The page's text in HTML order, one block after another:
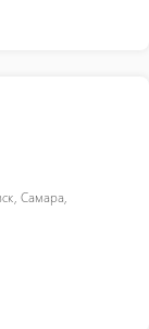
Самара,